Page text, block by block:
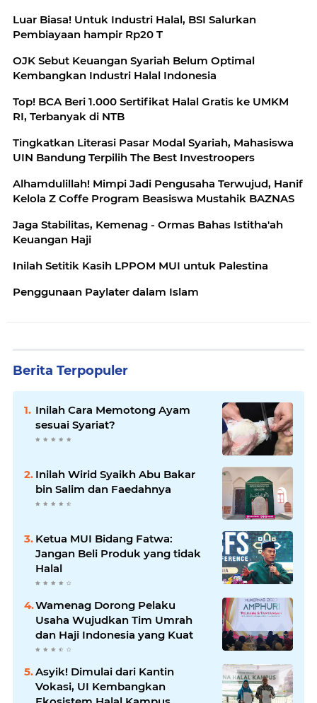
Luar Biasa! Untuk Industri Halal, BSI Salurkan
Pembiayaan hampir Rp20 T
OJK Sebut Keuangan Syariah Belum Optimal
Kembangkan Industri Halal Indonesia
Top! BCA Beri 1.000 Sertifikat Halal Gratis ke UMKM
RI, Terbanyak di NTB
Tingkatkan Literasi Pasar Modal Syariah, Mahasiswa
UIN Bandung Terpilih The Best Investroopers
Alhamdulillah! Mimpi Jadi Pengusaha Terwujud, Hanif
Kelola Z Coffe Program Beasiswa Mustahik BAZNAS
Jaga Stabilitas, Kemenag - Ormas Bahas Istitha'ah
Keuangan Haji
Inilah Setitik Kasih LPPOM MUI untuk Palestina
Penggunaan Paylater dalam Islam
Berita Terpopuler
Inilah Cara Memotong Ayam
sesuai Syariat?
Inilah Wirid Syaikh Abu Bakar
bin Salim dan Faedahnya
Ketua MUI Bidang Fatwa:
Jangan Beli Produk yang tidak
Halal
Wamenag Dorong Pelaku
Usaha Wujudkan Tim Umrah
dan Haji Indonesia yang Kuat
Asyik! Dimulai dari Kantin
Vokasi, UI Kembangkan